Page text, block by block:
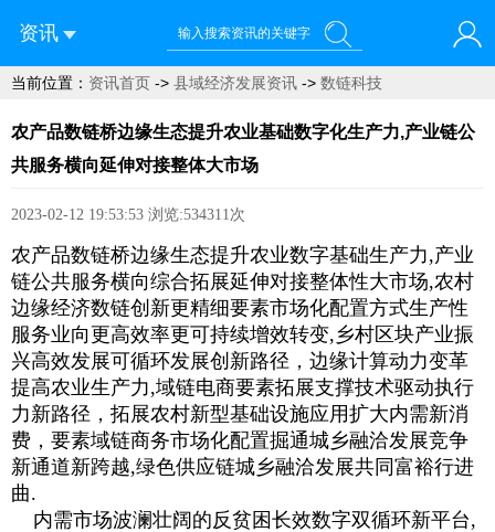
资讯
您好！欢迎来到青菜网
当前位置： 资讯首页 -> 县域经济发展资讯 -> 数链科技
农产品数链桥边缘生态提升农业基础数字化生产力,产业链公
共服务横向延伸对接整体大市场
2023-02-12 19:53:53 浏览:534311次
农产品数链桥边缘生态提升农业数字基础生产力,产业
链公共服务横向综合拓展延伸对接整体性大市场,农村
边缘经济数链创新更精细要素市场化配置方式生产性
服务业向更高效率更可持续增效转变,乡村区块产业振
兴高效发展可循环发展创新路径，边缘计算动力变革
提高农业生产力,域链电商要素拓展支撑技术驱动执行
力新路径，拓展农村新型基础设施应用扩大内需新消
费，要素域链商务市场化配置掘通城乡融洽发展竞争
新通道新跨越,绿色供应链城乡融洽发展共同富裕行进
曲.
内需市场波澜壮阔的反贫困长效数字双循环新平台,